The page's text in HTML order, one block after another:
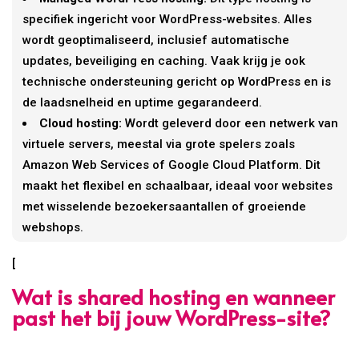
specifiek ingericht voor WordPress-websites. Alles
wordt geoptimaliseerd, inclusief automatische
updates, beveiliging en caching. Vaak krijg je ook
technische ondersteuning gericht op WordPress en is
de laadsnelheid en uptime gegarandeerd.
Cloud hosting: Wordt geleverd door een netwerk van
virtuele servers, meestal via grote spelers zoals
Amazon Web Services of Google Cloud Platform. Dit
maakt het flexibel en schaalbaar, ideaal voor websites
met wisselende bezoekersaantallen of groeiende
webshops.
[
Wat is shared hosting en wanneer
past het bij jouw WordPress-site?